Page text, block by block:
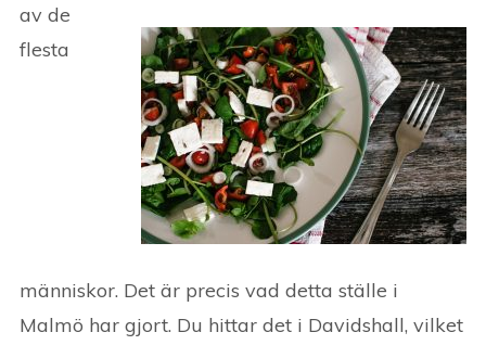
av de
flesta
människor. Det är precis vad detta ställe i
Malmö har gjort. Du hittar det i Davidshall, vilket